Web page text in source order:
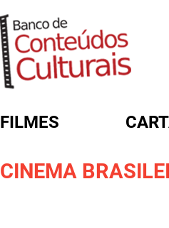
FILMES
CINEMA